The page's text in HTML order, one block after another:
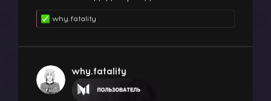
Р
и
и
:
why.fatality
why.fatality